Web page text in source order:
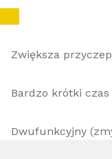
Zwiększa
Bardzo krótki
Dwufunkcyjny